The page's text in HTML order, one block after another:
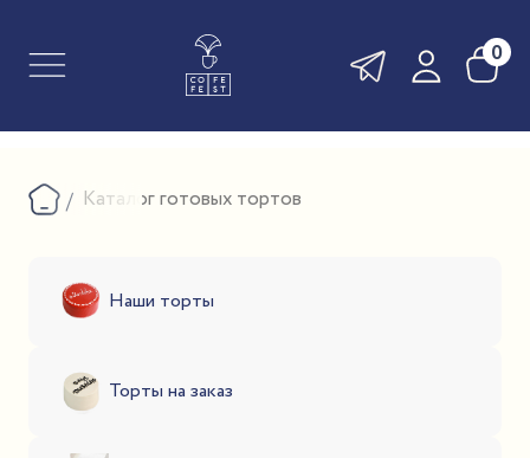
0
Каталог готовых тортов
Наши торты
Торты на заказ